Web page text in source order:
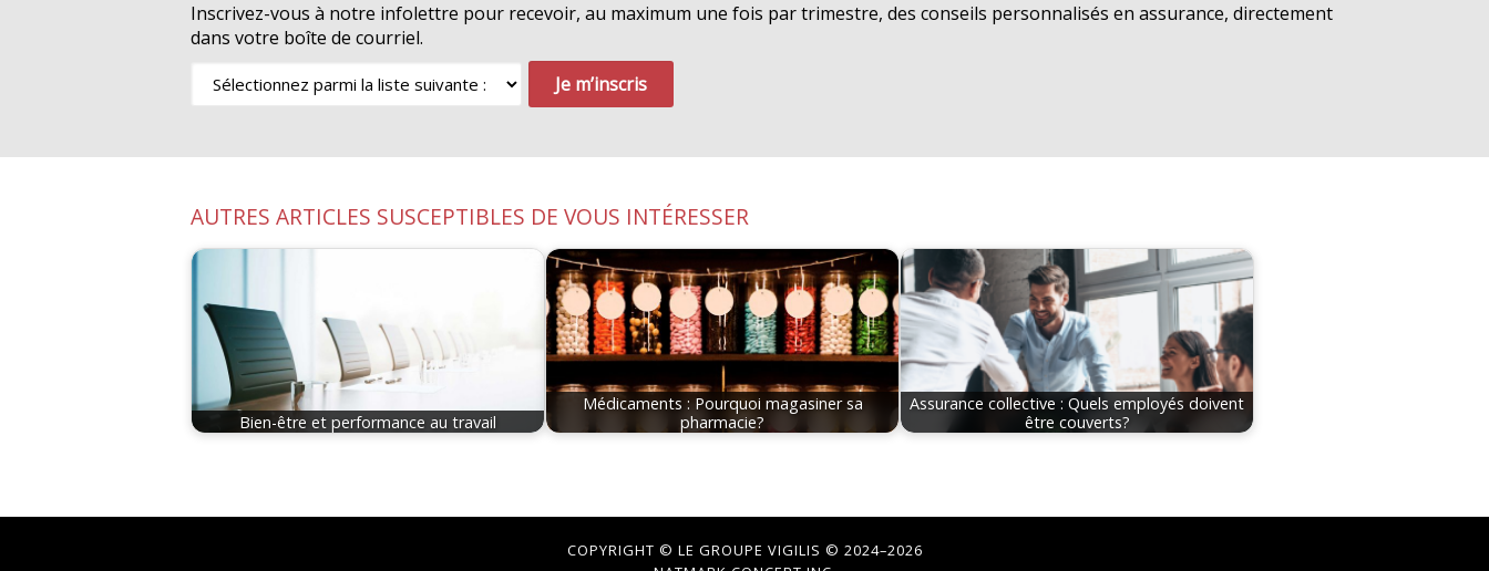
Inscrivez-vous à notre infolettre pour recevoir, au maximum une fois par trimestre, des conseils personnalisés en assurance, directement
dans votre boîte de courriel.
AUTRES ARTICLES SUSCEPTIBLES DE VOUS INTÉRESSER
Bien-être et performance au travail
Médicaments : Pourquoi magasiner sa
pharmacie?
Assurance collective : Quels employés doivent
être couverts?
COPYRIGHT © LE GROUPE VIGILIS © 2024–2026